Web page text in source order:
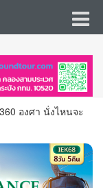
องศา นั่งไหนจะ